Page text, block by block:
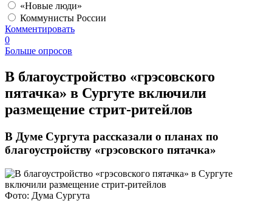
«Новые люди»
Коммунисты России
Комментировать
0
Больше опросов
​В благоустройство «грэсовского
пятачка» в Сургуте включили
размещение стрит-ритейлов
В Думе Сургута рассказали о планах по
благоустройству «грэсовского пятачка»
Фото: Дума Сургута